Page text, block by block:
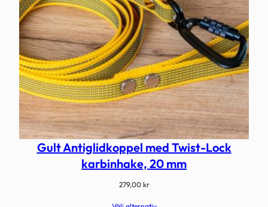
Gult Antiglidkoppel med Twist-Lock
karbinhake, 20 mm
279,00 kr